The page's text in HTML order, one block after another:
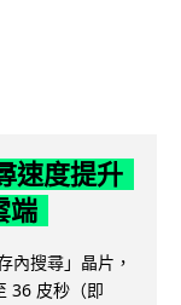
速度提升
端
內搜尋」晶片，
36 皮秒（即